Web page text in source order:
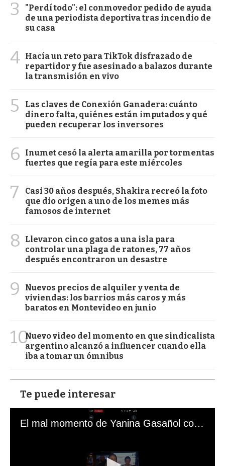
3
"Perdí todo": el conmovedor pedido de ayuda
de una periodista deportiva tras incendio de
su casa
4 Hacía un reto para TikTok disfrazado de
repartidor y fue asesinado a balazos durante
la transmisión en vivo
5
Las claves de Conexión Ganadera: cuánto
dinero falta, quiénes están imputados y qué
pueden recuperar los inversores
6
Inumet cesó la alerta amarilla por tormentas
fuertes que regía para este miércoles
7
Casi 30 años después, Shakira recreó la foto
que dio origen a uno de los memes más
famosos de internet
8
Llevaron cinco gatos a una isla para
controlar una plaga de ratones, 77 años
después encontraron un desastre
9
Nuevos precios de alquiler y venta de
viviendas: los barrios más caros y más
baratos en Montevideo en junio
10Nuevo video del momento en que sindicalista
argentino alcanzó a influencer cuando ella
iba a tomar un ómnibus
Te puede interesar
El mal momento de Yanina Gasañol con un hincha argentino en "Subrayado"